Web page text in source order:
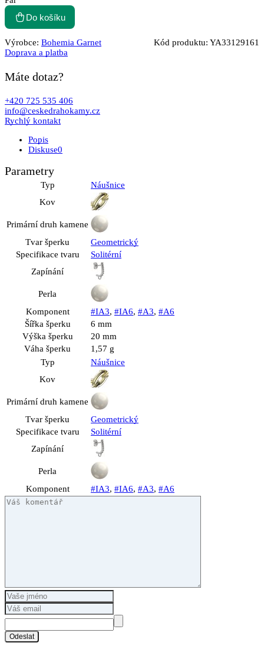
Do košíku
Výrobce: Bohemia Garnet Kód produktu: YA33129161
Doprava a platba
Máte dotaz?
+420 725 535 406
info@ceskedrahokamy.cz
Rychlý kontakt
Popis
Diskuse0
Parametry
Typ
Náušnice
Kov
Primární druh kamene
Tvar šperku
Geometrický
Specifikace tvaru
Solitérní
Zapínání
Perla
Komponent
#IA3, #IA6, #A3, #A6
Šířka šperku
6 mm
Výška šperku
20 mm
Váha šperku
1,57 g
Typ
Náušnice
Kov
Primární druh kamene
Tvar šperku
Geometrický
Specifikace tvaru
Solitérní
Zapínání
Perla
Komponent
#IA3, #IA6, #A3, #A6
Odeslat